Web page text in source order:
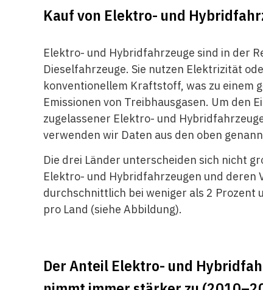
Kauf von Elektro- und
Elektro- und Hybridfahrzeuge sind in der
Dieselfahrzeuge. Sie nutzen Elektrizität
konventionellem Kraftstoff, was zu einem
Emissionen von Treibhausgasen. Um den
zugelassener Elektro- und
verwenden wir Daten aus den oben
Die drei Länder unterscheiden sich nicht
Elektro- und Hybridfahrzeugen und deren
durchschnittlich bei weniger als 2 Prozent
pro Land (siehe Abbildung).
Der Anteil Elektro- und